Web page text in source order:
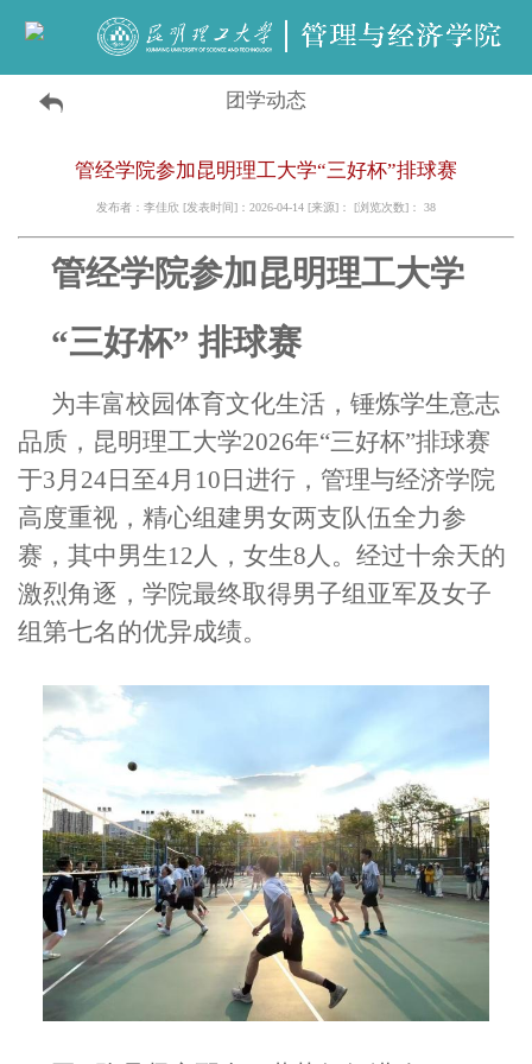
团学动态
管经学院参加昆明理工大学“三好杯”排球赛
发布者：李佳欣 [发表时间]：2026-04-14 [来源]： [浏览次数]： 38
管经学院参加昆明理工大学
“三好杯” 排球赛
为丰富校园体育文化生活，锤炼学生意志
品质，昆明理工大学2026年“三好杯”排球赛
于3月24日 至4月10日进行，管理与经济学院
高度重视，精心组建男女两支队伍全力参
赛， 其中男生12人 ， 女生8人 。经过十余天的
激烈角逐，学院最终取得男子组亚军及女子
组第七名的优异成绩。